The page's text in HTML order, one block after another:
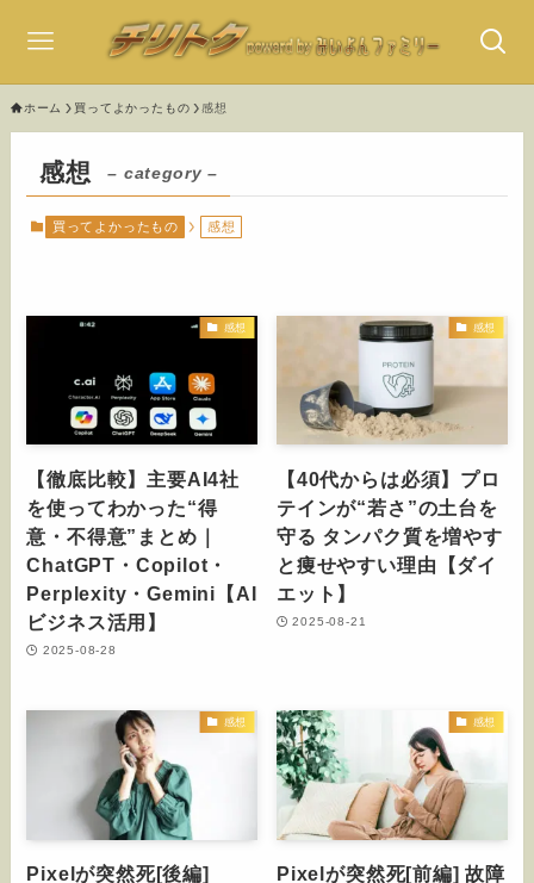
ホーム 買ってよかったもの 感想
感想 – category –
買ってよかったもの 感想
感想
【徹底比較】主要AI4社
を使ってわかった“得
意・不得意”まとめ｜
ChatGPT・Copilot・
Perplexity・Gemini【AI
ビジネス活用】
2025-08-28
感想
【40代からは必須】プロ
テインが“若さ”の土台を
守る タンパク質を増やす
と痩せやすい理由【ダイ
エット】
2025-08-21
感想
Pixelが突然死[後編]
感想
Pixelが突然死[前編] 故障